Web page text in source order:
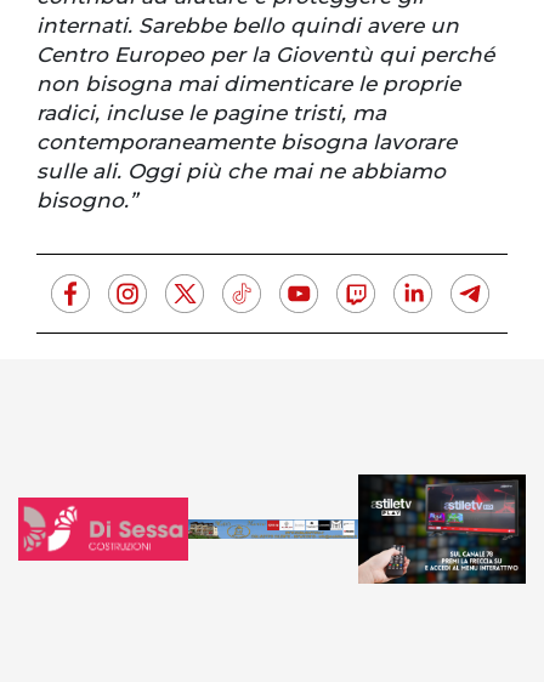
internati. Sarebbe bello quindi avere un
Centro Europeo per la Gioventù qui perché
non bisogna mai dimenticare le proprie
radici, incluse le pagine tristi, ma
contemporaneamente bisogna lavorare
sulle ali. Oggi più che mai ne abbiamo
bisogno.”